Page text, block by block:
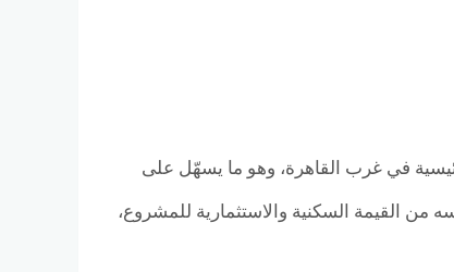
في غرب القاهرة، وهو ما يسهّل على
من القيمة السكنية والاستثمارية للمشروع،